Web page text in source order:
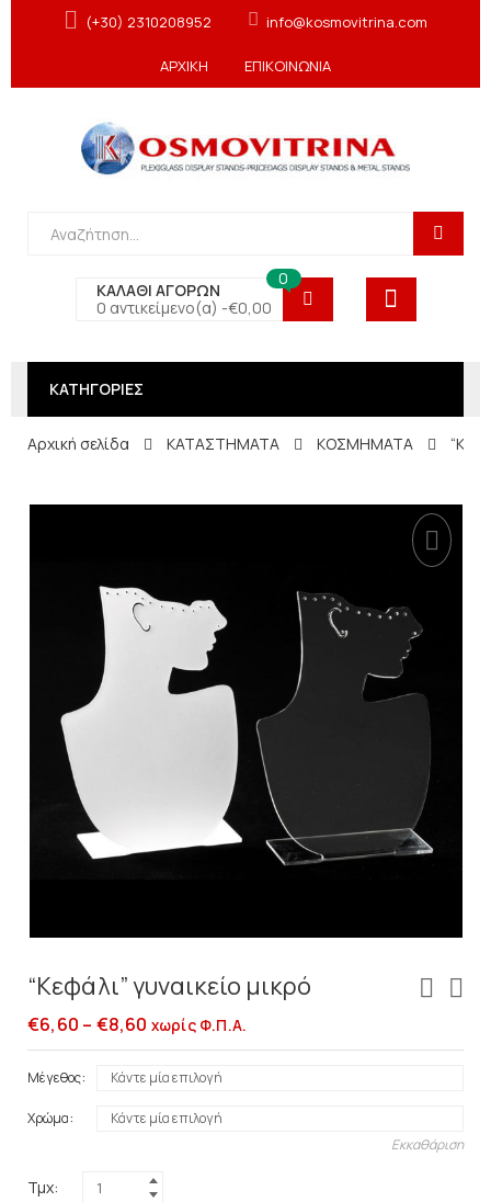
(+30) 2310208952 info@kosmovitrina.com
ΑΡΧΙΚΗ ΕΠΙΚΟΙΝΩΝΙΑ
ΚΑΛΑΘΙ ΑΓΟΡΩΝ
0 αντικείμενο(α) -€0,00
0
ΚΑΤΗΓΟΡΙΕΣ
Αρχική σελίδα ΚΑΤΑΣΤΗΜΑΤΑ ΚΟΣΜΗΜΑΤΑ
“Κεφάλι” γυναικείο μικρό
€6,60 – €8,60 χωρίς Φ.Π.Α.
Μέγεθος
Χρώμα
Εκκαθάριση
Τμχ: